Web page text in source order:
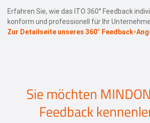
Erfahren Sie, wie das ITO 360° Feedback
konform und professionell für Ihr
Zur Detailseite unseres 360° Feedback-
Sie möchten
Feedback